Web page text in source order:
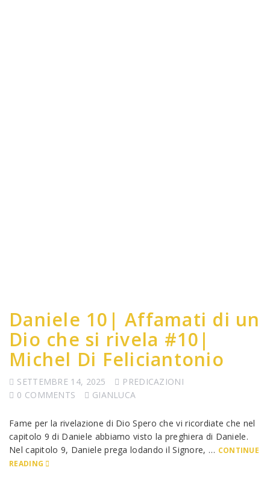
Daniele 10| Affamati di un
Dio che si rivela #10|
Michel Di Feliciantonio
SETTEMBRE 14, 2025
PREDICAZIONI
0 COMMENTS
GIANLUCA
Fame per la rivelazione di Dio Spero che vi ricordiate che nel
capitolo 9 di Daniele abbiamo visto la preghiera di Daniele.
Nel capitolo 9, Daniele prega lodando il Signore, … CONTINUE
READING